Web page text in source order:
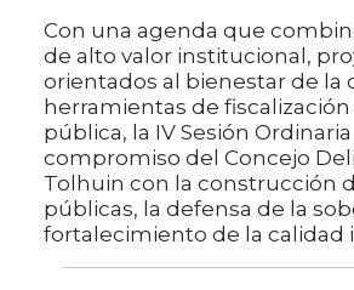
Con una agenda que
de alto valor institucional,
orientados al bienestar de la
herramientas de
pública, la IV Sesión Ordinaria
compromiso del Concejo
Tolhuin con la construcción
públicas, la defensa de la
fortalecimiento de la calidad